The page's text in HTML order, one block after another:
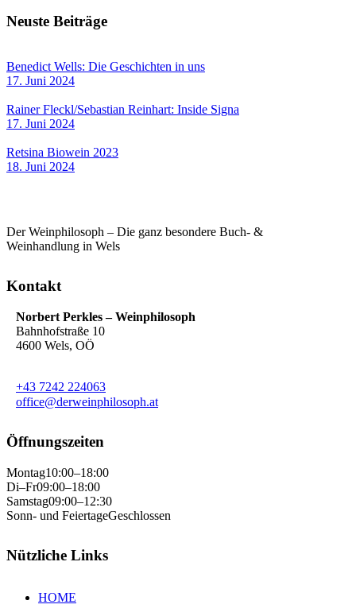
Neuste Beiträge
Benedict Wells: Die Geschichten in uns
17. Juni 2024
Rainer Fleckl/Sebastian Reinhart: Inside Signa
17. Juni 2024
Retsina Biowein 2023
18. Juni 2024
Der Weinphilosoph – Die ganz besondere Buch- &
Weinhandlung in Wels
Kontakt
Norbert Perkles – Weinphilosoph
Bahnhofstraße 10
4600 Wels, OÖ
+43 7242 224063
office@derweinphilosoph.at
Öffnungszeiten
Montag10:00–18:00
Di–Fr09:00–18:00
Samstag09:00–12:30
Sonn- und FeiertageGeschlossen
Nützliche Links
HOME